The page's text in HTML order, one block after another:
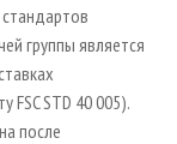
группы является
FSC STD 40 005).
после